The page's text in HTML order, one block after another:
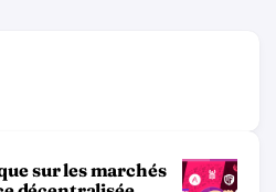
sur les marchés